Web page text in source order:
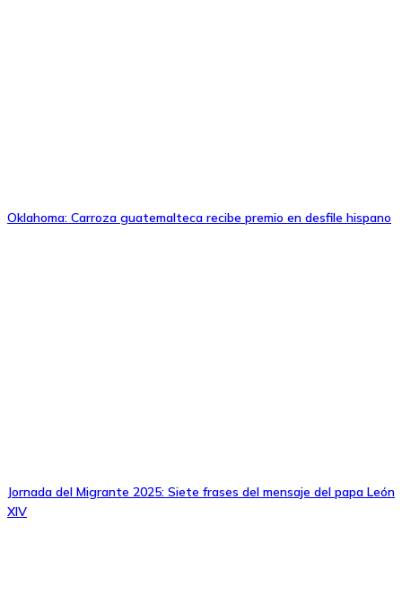
Oklahoma: Carroza guatemalteca recibe premio en desfile hispano
Jornada del Migrante 2025: Siete frases del mensaje del papa León
XIV